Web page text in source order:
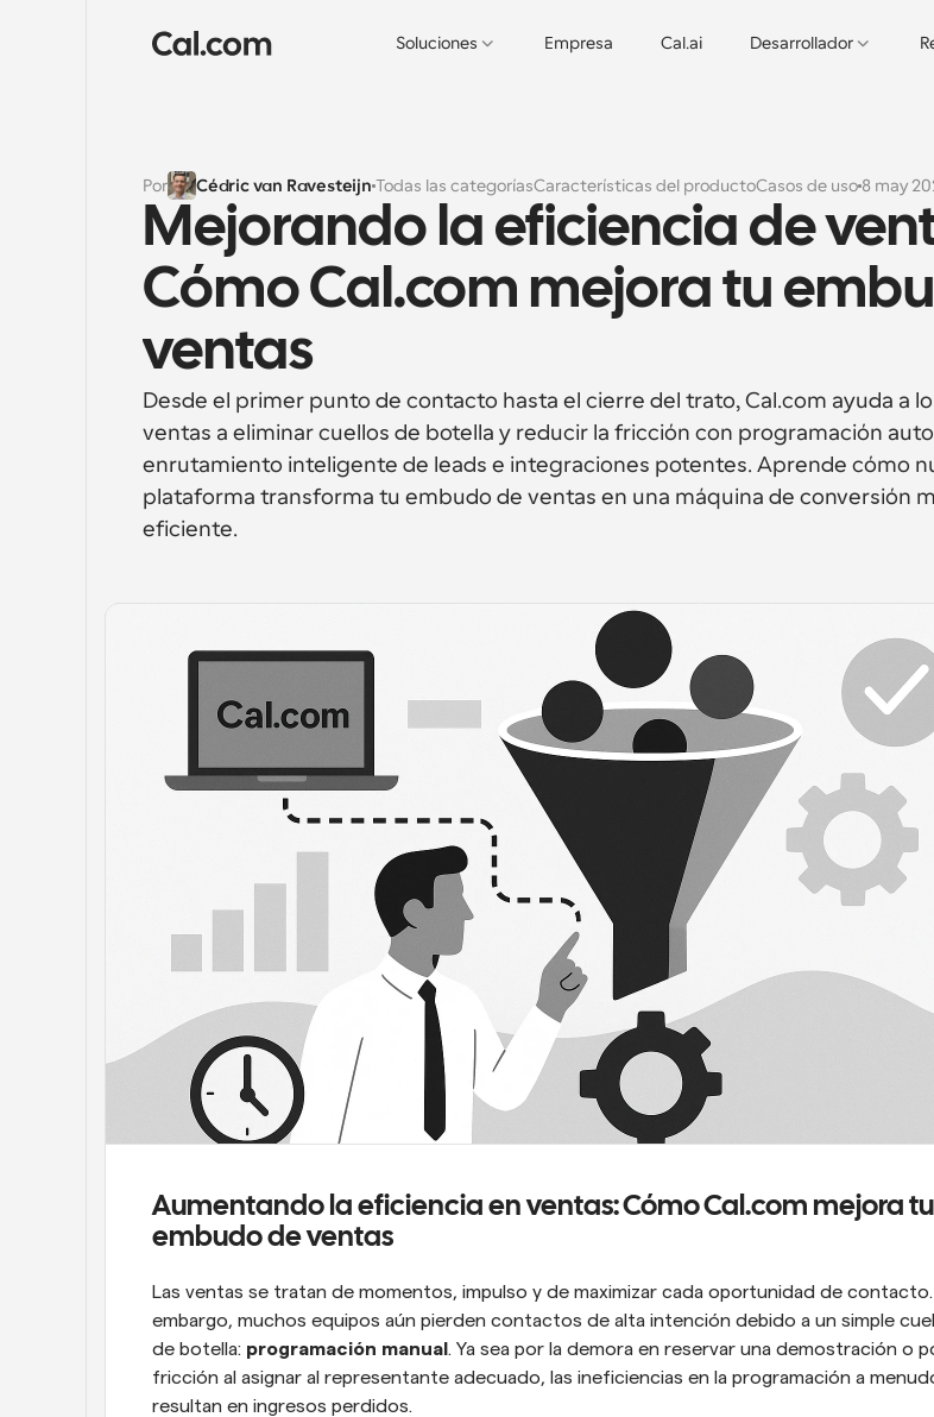
Soluciones Empresa Cal.ai Desarrollador
Por Cédric van Ravesteijn Todas las categoríasCaracterísticas del productoCasos de uso8 may
Mejorando la eficiencia de
Cómo Cal.com mejora tu
ventas
Desde el primer punto de contacto hasta el cierre del trato, Cal.com ayuda a
ventas a eliminar cuellos de botella y reducir la fricción con programación
enrutamiento inteligente de leads e integraciones potentes. Aprende cómo
plataforma transforma tu embudo de ventas en una máquina de conversión
eficiente.
Aumentando la eficiencia en ventas: Cómo Cal.com mejora tu
embudo de ventas
Las ventas se tratan de momentos, impulso y de maximizar cada oportunidad de contacto.
embargo, muchos equipos aún pierden contactos de alta intención debido a un simple
de botella: programación manual . Ya sea por la demora en reservar una demostración o
fricción al asignar al representante adecuado, las ineficiencias en la programación a
resultan en ingresos perdidos.